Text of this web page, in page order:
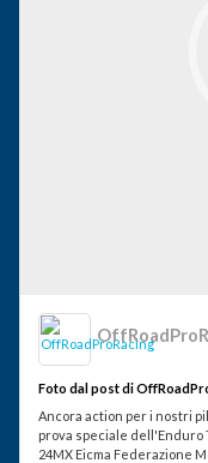
Foto dal post di
Ancora action per i nostri
prova speciale dell'Enduro
24MX Eicma Federazione